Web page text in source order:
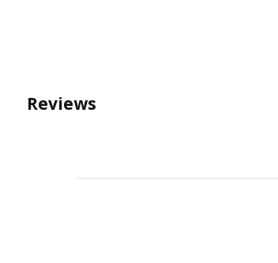
Reviews